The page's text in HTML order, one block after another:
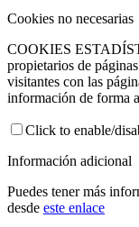
Cookies no necesarias
COOKIES
propietarios de
visitantes con las
información de forma
Click to enable/
Información adicional
Puedes tener más
desde este enlace